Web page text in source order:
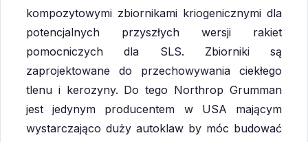
kompozytowymi zbiornikami kriogenicznymi dla
potencjalnych przyszłych wersji rakiet
pomocniczych dla SLS. Zbiorniki są
zaprojektowane do przechowywania ciekłego
tlenu i kerozyny. Do tego Northrop Grumman
jest jedynym producentem w USA mającym
wystarczająco duży autoklaw by móc budować